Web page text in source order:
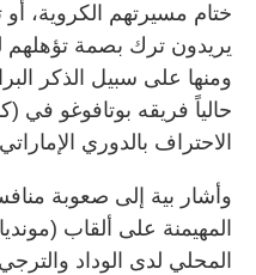
ختام مسيرتهم الكروية،
يريدون ترك بصمة تؤهلهم
ومنها على سبيل الذكر
حالياً فريقه بوتافوغو في
الاحتراف بالدوري
وأشار بية إلى صعوبة
المهيمنة على ألقاب
المحلي لدى الوداد